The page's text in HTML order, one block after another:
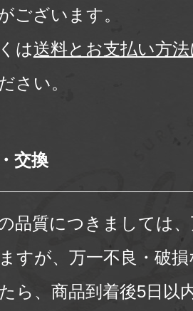
ございます。
は送料とお支払い方
さい。
交換
品質につきましては
すが、万一不良・破
ら、商品到着後5日以